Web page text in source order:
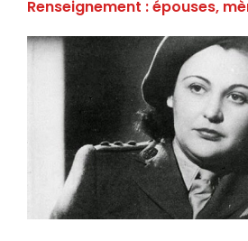
Renseignement : épouses,